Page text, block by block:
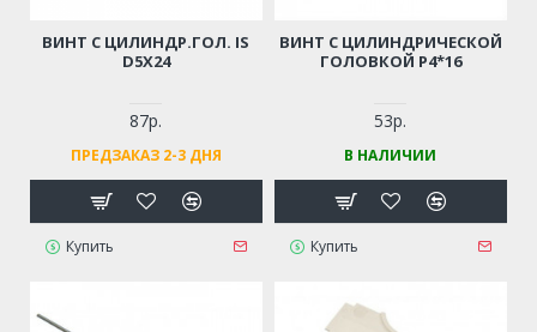
ВИНТ С ЦИЛИНДР.ГОЛ. IS
D5Х24
87р.
ПРЕДЗАКАЗ 2-3 ДНЯ
Купить
ВИНТ С ЦИЛИНДРИЧЕСКОЙ
ГОЛОВКОЙ Р4*16
53р.
В НАЛИЧИИ
Купить